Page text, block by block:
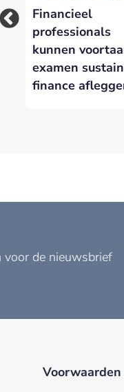
Financieel
professionals
kunnen
examen
finance
voor de nieuwsbrief
Voorwaarden